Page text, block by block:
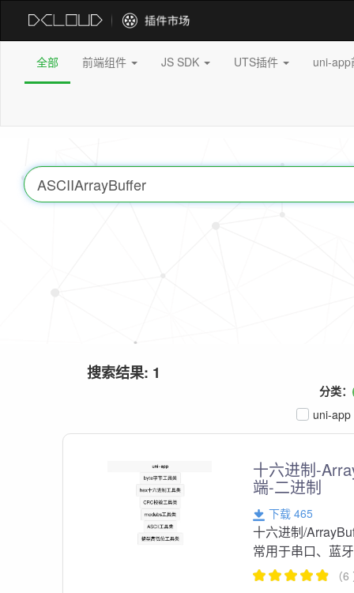
全部 前端组件 JS SDK UTS插件 uni-
搜索结果: 1
分类：
uni-app
十六进制-
端-二进制
下载 465
十六进制/
常用于串口、蓝
（